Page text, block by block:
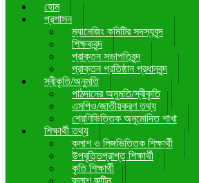
হোম
প্রশাসন
ম্যানেজিং কমিটির সদস্যবৃন্দ
শিক্ষকবৃন্দ
প্রাক্তন সভাপতিবৃন্দ
প্রাক্তন প্রতিষ্ঠান প্রধানবৃন্দ
স্বীকৃতি/অনুমতি
পাঠদানের অনুমতি/স্বীকৃতি
এমপিও/জাতীয়করণ তথ্য
শ্রেণিভিত্তিক অনুমোদিত শাখা
শিক্ষার্থী তথ্য
ক্লাশ ও লিঙ্গভিত্তিক শিক্ষার্থী
উপবৃত্তিপ্রাপ্ত শিক্ষার্থী
কৃতি শিক্ষার্থী
ক্লাশ রুটিন